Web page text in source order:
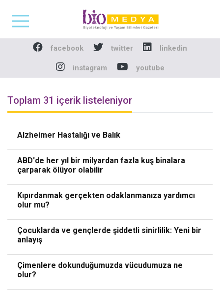
Biomedya -
facebook twitter linkedin
instagram youtube
Toplam 31 içerik listeleniyor
Alzheimer Hastalığı ve Balık
ABD'de her yıl bir milyardan fazla kuş binalara
çarparak ölüyor olabilir
Kıpırdanmak gerçekten odaklanmanıza yardımcı
olur mu?
Çocuklarda ve gençlerde şiddetli sinirlilik: Yeni bir
anlayış
Çimenlere dokunduğumuzda vücudumuza ne
olur?